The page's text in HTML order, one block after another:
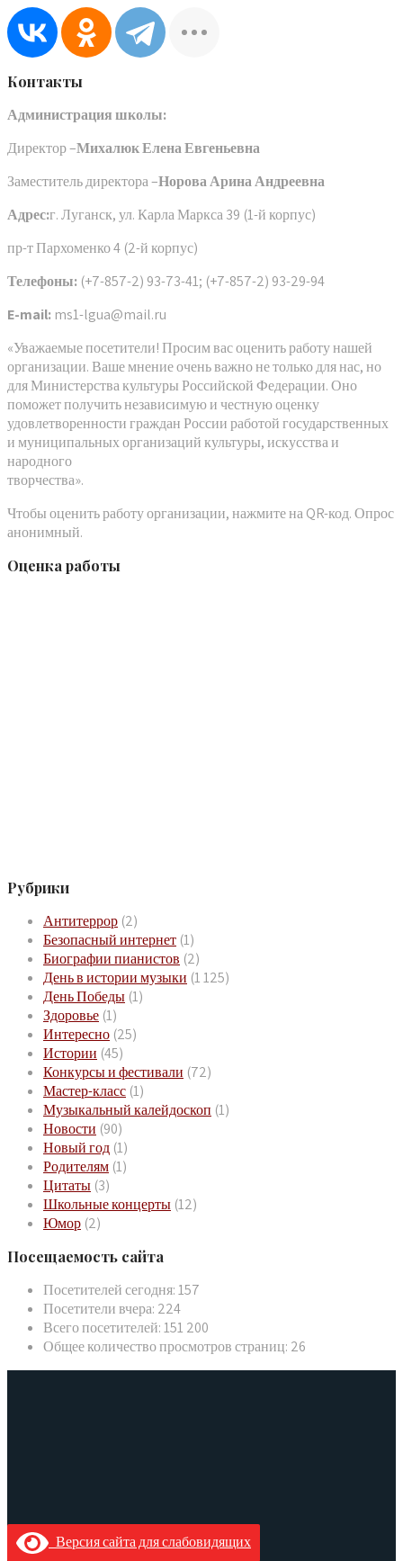
Контакты
Администрация школы:
Директор –Михалюк Елена Евгеньевна
Заместитель директора –Норова Арина Андреевна
Адрес:г. Луганск, ул. Карла Маркса 39 (1-й корпус)
пр-т Пархоменко 4 (2-й корпус)
Телефоны: (+7-857-2) 93-73-41; (+7-857-2) 93-29-94
E-mail: ms1-lgua@mail.ru
«Уважаемые посетители! Просим вас оценить работу нашей
организации. Ваше мнение очень важно не только для нас, но
для Министерства культуры Российской Федерации. Оно
поможет получить независимую и честную оценку
удовлетворенности граждан России работой государственных
и муниципальных организаций культуры, искусства и
народного
творчества».
Чтобы оценить работу организации, нажмите на QR-код. Опрос
анонимный.
Оценка работы
Рубрики
Антитеррор (2)
Безопасный интернет (1)
Биографии пианистов (2)
День в истории музыки (1 125)
День Победы (1)
Здоровье (1)
Интересно (25)
Истории (45)
Конкурсы и фестивали (72)
Мастер-класс (1)
Музыкальный калейдоскоп (1)
Новости (90)
Новый год (1)
Родителям (1)
Цитаты (3)
Школьные концерты (12)
Юмор (2)
Посещаемость сайта
Посетителей сегодня:157
Посетители вчера: 224
Всего посетителей:151 200
Общее количество просмотров страниц: 26
Версия сайта для слабовидящих